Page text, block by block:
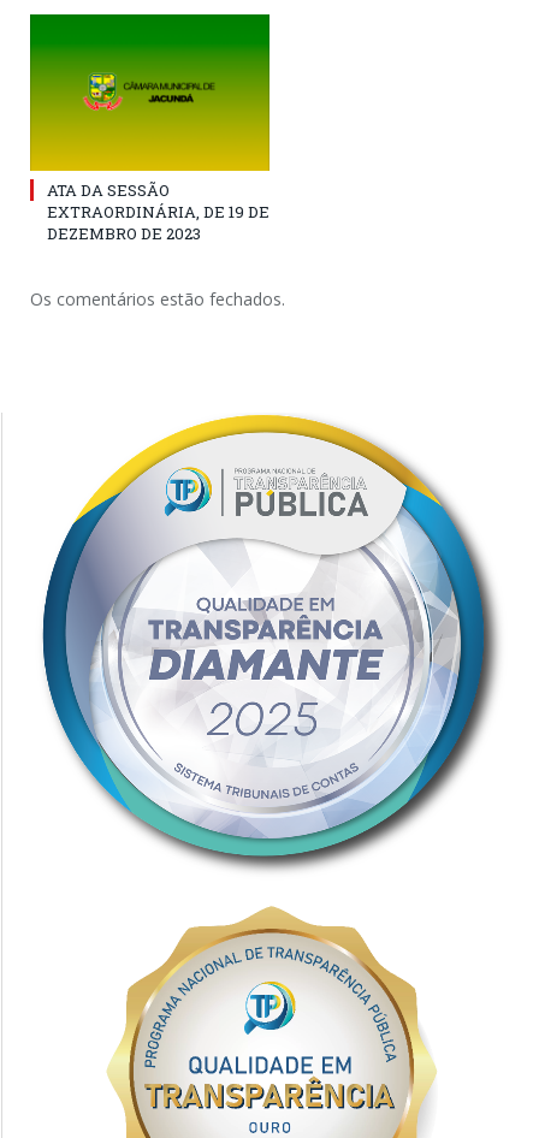
ATA DA SESSÃO
EXTRAORDINÁRIA, DE 19 DE
DEZEMBRO DE 2023
Os comentários estão fechados.